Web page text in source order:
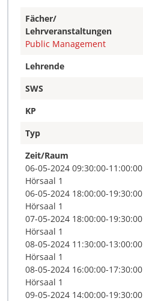
Fächer/
Lehrveranstaltungen
Public Management
Lehrende
SWS
KP
Typ
Zeit/Raum
06-05-2024 09:30:00-11:00:00
Hörsaal 1
06-05-2024 18:00:00-19:30:00
Hörsaal 1
07-05-2024 18:00:00-19:30:00
Hörsaal 1
08-05-2024 11:30:00-13:00:00
Hörsaal 1
08-05-2024 16:00:00-17:30:00
Hörsaal 1
09-05-2024 14:00:00-19:30:00